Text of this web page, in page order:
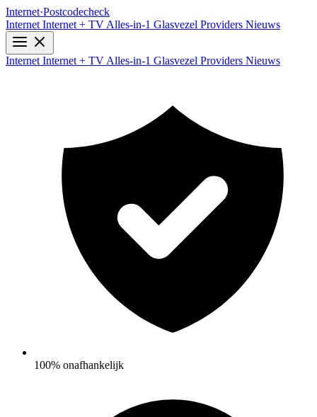
Internet·Postcodecheck
Internet Internet + TV Alles-in-1 Glasvezel Providers Nieuws
Internet Internet + TV Alles-in-1 Glasvezel Providers Nieuws
100% onafhankelijk